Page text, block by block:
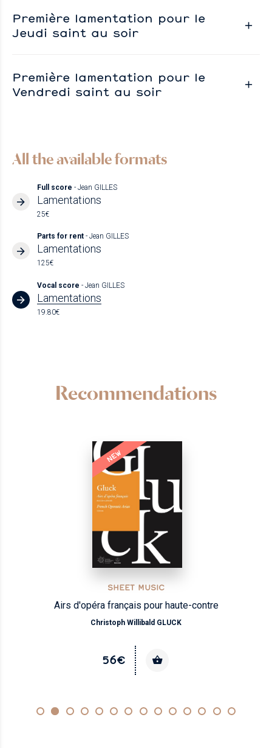
Première lamentation pour le
Jeudi saint au soir
Première lamentation pour le
Vendredi saint au soir
All the available formats
Full score - Jean GILLES
Lamentations
25€
Parts for rent - Jean GILLES
Lamentations
125€
Vocal score - Jean GILLES
Lamentations
19.80€
Recommendations
NEW
SHEET MUSIC
Airs d'opéra français pour haute-contre
Christoph Willibald GLUCK
56€